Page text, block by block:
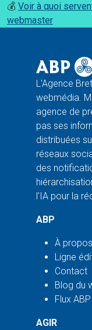
💰 Voir à quoi
webmaster
L'Agence
webmédia.
agence de
pas ses
distribuées
réseaux
des
l'IA pour la
ABP
À propos
Ligne
Contact
Blog du
Flux
AGIR